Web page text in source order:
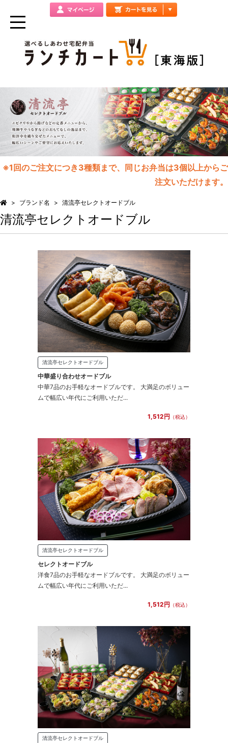
※1回のご注文につき3種類まで、同じお弁当は3個以上からご
注文いただけます。
ブランド名 清流亭セレクトオードブル
清流亭セレクトオードブル
清流亭セレクトオードブル
中華盛り合わせオードブル
中華7品のお手軽なオードブルです。 大満足のボリュー
ムで幅広い年代にご利用いただ...
1,512円 （税込）
清流亭セレクトオードブル
セレクトオードブル
洋食7品のお手軽なオードブルです。 大満足のボリュー
ムで幅広い年代にご利用いただ...
1,512円 （税込）
清流亭セレクトオードブル